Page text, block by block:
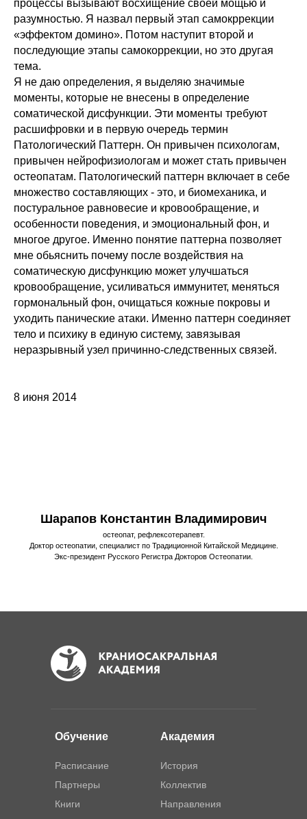
процессы вызывают восхищение своей мощью и
разумностью. Я назвал первый этап самокррекции
«эффектом домино». Потом наступит второй и
последующие этапы самокоррекции, но это другая
тема.
Я не даю определения, я выделяю значимые
моменты, которые не внесены в определение
соматической дисфункции. Эти моменты требуют
расшифровки и в первую очередь термин
Патологический Паттерн. Он привычен психологам,
привычен нейрофизиологам и может стать привычен
остеопатам. Патологический паттерн включает в себе
множество составляющих - это, и биомеханика, и
постуральное равновесие и кровообращение, и
особенности поведения, и эмоциональный фон, и
многое другое. Именно понятие паттерна позволяет
мне обьяснить почему после воздействия на
соматическую дисфункцию может улучшаться
кровообращение, усиливаться иммунитет, меняться
гормональный фон, очищаться кожные покровы и
уходить панические атаки. Именно паттерн соединяет
тело и психику в единую систему, завязывая
неразрывный узел причинно-следственных связей.
8 июня 2014
Шарапов Константин Владимирович
остеопат, рефлексотерапевт.
Доктор остеопатии, специалист по Традиционной Китайской Медицине.
Экс-президент Русского Регистра Докторов Остеопатии.
Академия
История
Коллектив
Направления
Обучение
Расписание
Партнеры
Книги